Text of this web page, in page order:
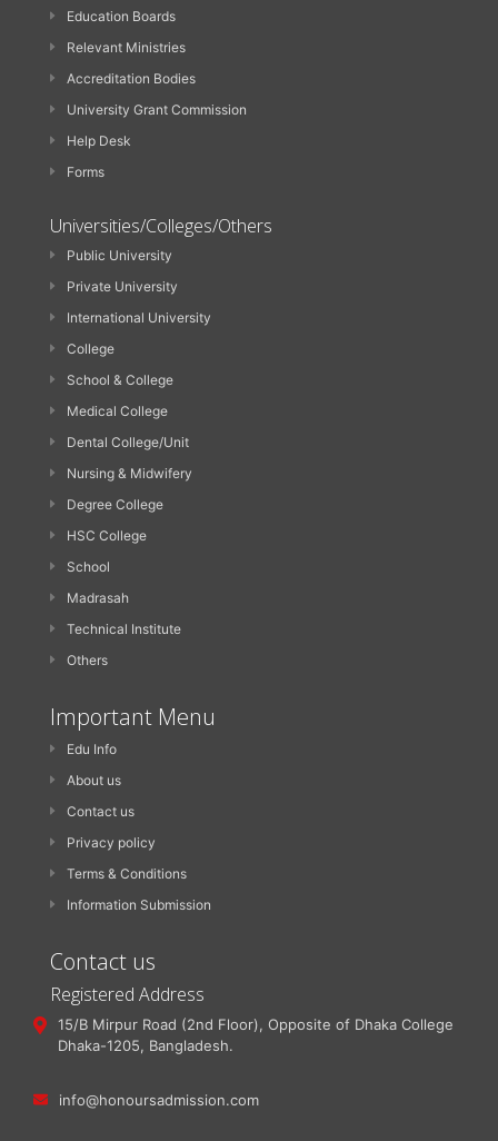
Education Boards
Relevant Ministries
Accreditation Bodies
University Grant Commission
Help Desk
Forms
Universities/Colleges/Others
Public University
Private University
International University
College
School & College
Medical College
Dental College/Unit
Nursing & Midwifery
Degree College
HSC College
School
Madrasah
Technical Institute
Others
Important Menu
Edu Info
About us
Contact us
Privacy policy
Terms & Conditions
Information Submission
Contact us
Registered Address
15/B Mirpur Road (2nd Floor), Opposite of Dhaka College
Dhaka-1205, Bangladesh.
info@honoursadmission.com